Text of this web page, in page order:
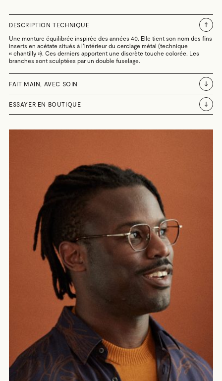
DESCRIPTION TECHNIQUE
Une monture équilibrée inspirée des années 40. Elle tient son nom des fins
inserts en acétate situés à l’intérieur du cerclage métal (technique
« chantilly »). Ces derniers apportent une discrète touche colorée. Les
branches sont sculptées par un double fuselage.
FAIT MAIN, AVEC SOIN
ESSAYER EN BOUTIQUE